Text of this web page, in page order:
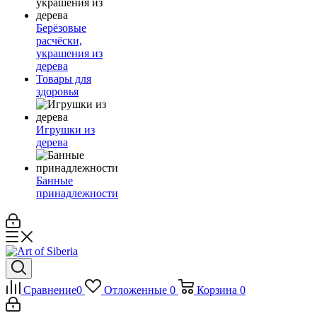
Берёзовые
расчёски,
украшения из
дерева
Товары для
здоровья
Игрушки из
дерева
Банные
принадлежности
Сравнение0 Отложенные 0 Корзина 0